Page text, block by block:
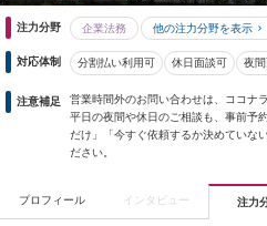
注力分野 企業法務 他の注力分野を表示
対応体制 分割払い利用可 休日面談可 夜
注意補足
営業時間外のお問い合わせは、ココナ
平日の夜間や休日のご相談も、事前予
だけ」「今すぐ依頼するか決めていな
ださい。
プロフィール インタビュー 注力